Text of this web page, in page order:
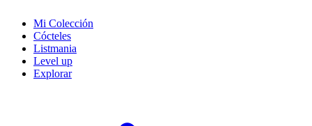
Mi Colección
Cócteles
Listmania
Level up
Explorar